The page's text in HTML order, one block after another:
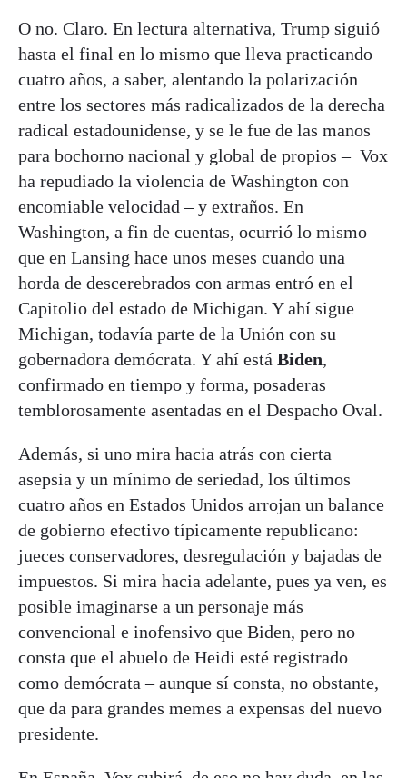
O no. Claro. En lectura alternativa, Trump siguió
hasta el final en lo mismo que lleva practicando
cuatro años, a saber, alentando la polarización
entre los sectores más radicalizados de la derecha
radical estadounidense, y se le fue de las manos
para bochorno nacional y global de propios – Vox
ha repudiado la violencia de Washington con
encomiable velocidad – y extraños. En
Washington, a fin de cuentas, ocurrió lo mismo
que en Lansing hace unos meses cuando una
horda de descerebrados con armas entró en el
Capitolio del estado de Michigan. Y ahí sigue
Michigan, todavía parte de la Unión con su
gobernadora demócrata. Y ahí está Biden,
confirmado en tiempo y forma, posaderas
temblorosamente asentadas en el Despacho Oval.
Además, si uno mira hacia atrás con cierta
asepsia y un mínimo de seriedad, los últimos
cuatro años en Estados Unidos arrojan un balance
de gobierno efectivo típicamente republicano:
jueces conservadores, desregulación y bajadas de
impuestos. Si mira hacia adelante, pues ya ven, es
posible imaginarse a un personaje más
convencional e inofensivo que Biden, pero no
consta que el abuelo de Heidi esté registrado
como demócrata – aunque sí consta, no obstante,
que da para grandes memes a expensas del nuevo
presidente.